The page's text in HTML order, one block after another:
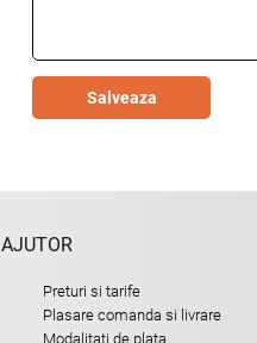
Salveaza
AJUTOR
Preturi si tarife
Plasare comanda si livrare
Modalitati de plata